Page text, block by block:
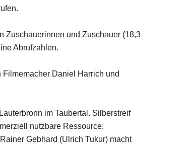
Zuschauerinnen und Zuschauer (18,3
Abrufzahlen.
Filmemacher Daniel Harrich und
im Taubertal. Silberstreif
nutzbare Ressource:
Gebhard (Ulrich Tukur) macht